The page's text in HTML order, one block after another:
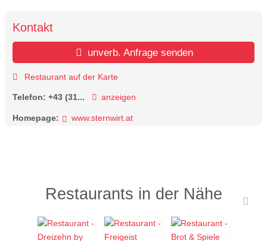
Kontakt
unverb. Anfrage senden
Restaurant auf der Karte
Telefon: +43 (31... anzeigen
Homepage: www.sternwirt.at
Restaurants in der Nähe